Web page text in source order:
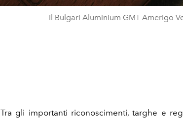
Il Bulgari Aluminium GMT Amerigo
Tra gli importanti riconoscimenti, targhe e